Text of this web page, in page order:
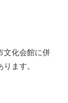
文化会館に併
ます。